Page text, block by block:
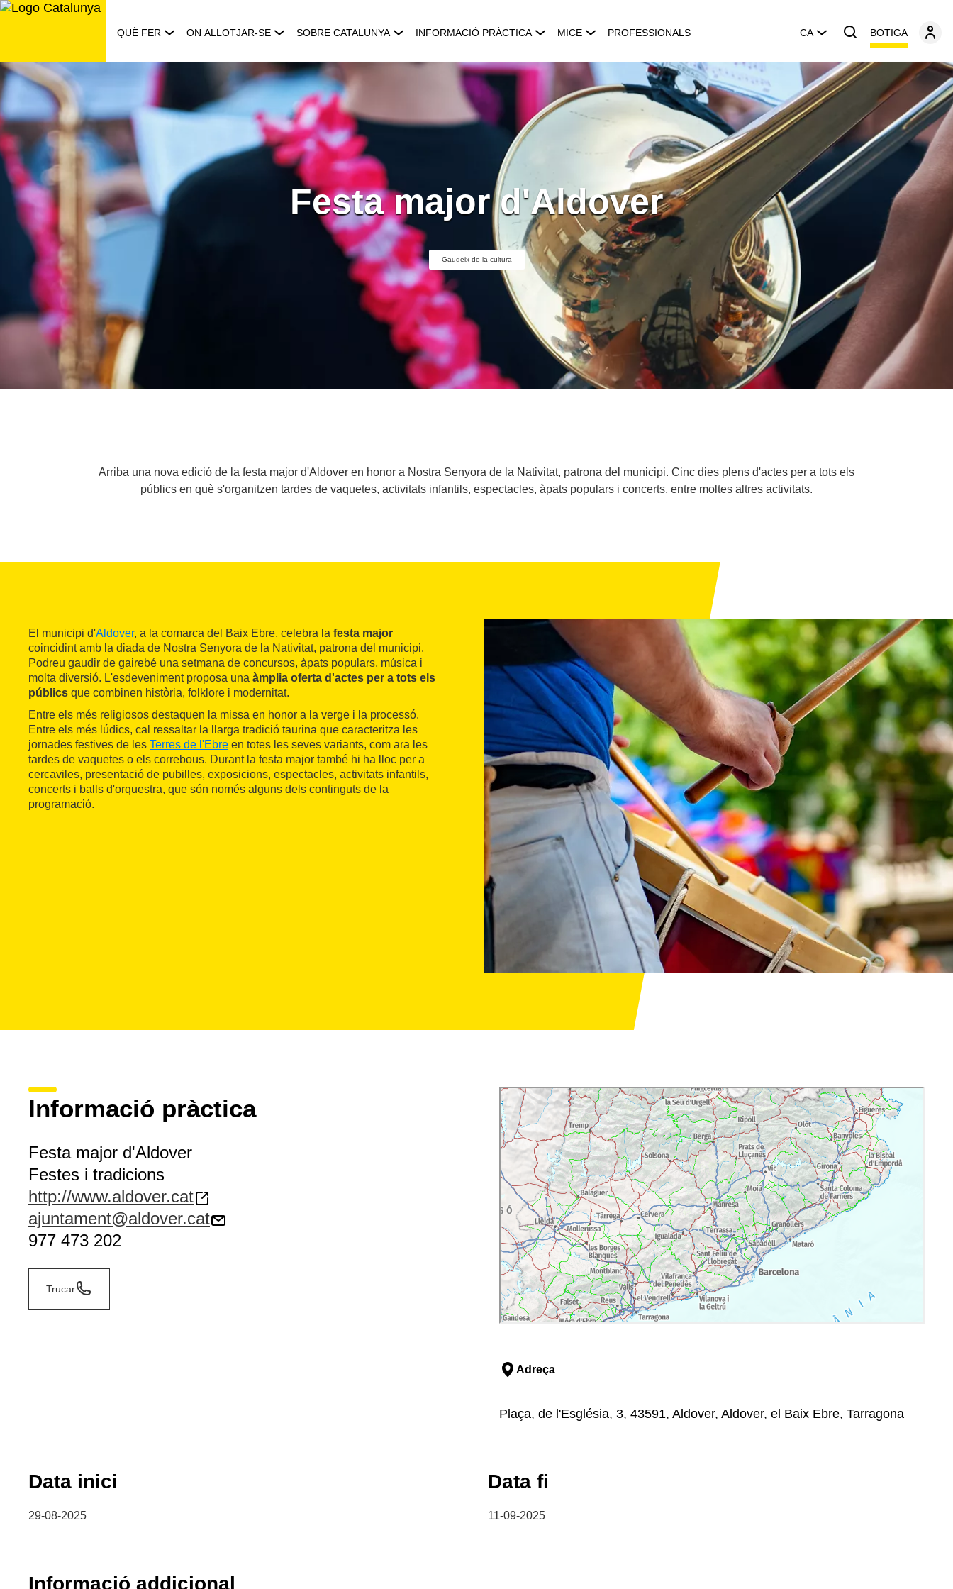
Saltar
QUÈ FER ON ALLOTJAR-SE SOBRE CATALUNYA INFORMACIÓ PRÀCTICA MICE PROFESSIONALS CA BOTIGA
Festa major d'Aldover
Gaudeix de la cultura
Arriba una nova edició de la festa major d'Aldover en honor a Nostra Senyora de la Nativitat, patrona del municipi. Cinc dies plens d'actes per a tots els
públics en què s'organitzen tardes de vaquetes, activitats infantils, espectacles, àpats populars i concerts, entre moltes altres activitats.
El municipi d'Aldover, a la comarca del Baix Ebre, celebra la festa major
coincidint amb la diada de Nostra Senyora de la Nativitat, patrona del municipi.
Podreu gaudir de gairebé una setmana de concursos, àpats populars, música i
molta diversió. L'esdeveniment proposa una àmplia oferta d'actes per a tots els
públics que combinen història, folklore i modernitat.
Entre els més religiosos destaquen la missa en honor a la verge i la processó.
Entre els més lúdics, cal ressaltar la llarga tradició taurina que caracteritza les
jornades festives de les Terres de l'Ebre en totes les seves variants, com ara les
tardes de vaquetes o els correbous. Durant la festa major també hi ha lloc per a
cercaviles, presentació de pubilles, exposicions, espectacles, activitats infantils,
concerts i balls d'orquestra, que són només alguns dels continguts de la
programació.
Informació pràctica
Festa major d'Aldover
Festes i tradicions
http://www.aldover.cat
ajuntament@aldover.cat
977 473 202
Trucar
Adreça
Plaça, de l'Església, 3, 43591, Aldover, Aldover, el Baix Ebre, Tarragona
Data inici
29-08-2025
Data fi
11-09-2025
Informació addicional